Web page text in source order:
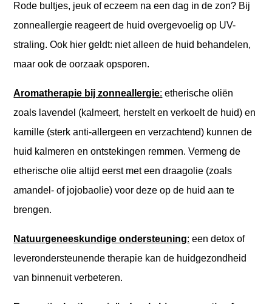
Rode bultjes, jeuk of eczeem na een dag in de zon? Bij
zonneallergie reageert de huid overgevoelig op UV-
straling. Ook hier geldt: niet alleen de huid behandelen,
maar ook de oorzaak opsporen.
Aromatherapie bij zonneallergie: etherische oliën
zoals lavendel (kalmeert, herstelt en verkoelt de huid) en
kamille (sterk anti-allergeen en verzachtend) kunnen de
huid kalmeren en ontstekingen remmen. Vermeng de
etherische olie altijd eerst met een draagolie (zoals
amandel- of jojobaolie) voor deze op de huid aan te
brengen.
Natuurgeneeskundige ondersteuning: een detox of
leverondersteunende therapie kan de huidgezondheid
van binnenuit verbeteren.